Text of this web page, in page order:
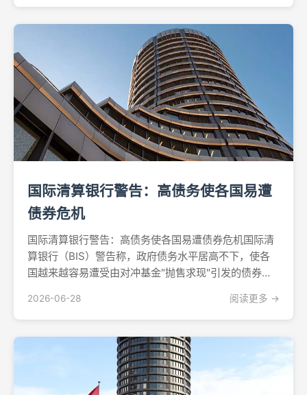
汽油和住房成本均有所上涨。通胀数据描绘出一幅令人
忧虑...
国际清算银行警告：高债务使各国易遭
债券危机
国际清算银行警告：高债务使各国易遭债券危机国际清
算银行（BIS）警告称，政府债务水平居高不下，使各
国越来越容易遭受由对冲基金"抛售求现"引发的债券市
期间爆发的英国国债危机如出一辙。此警告载于BIS于
周日发布的《2026年度经济报告》，报告在审视通胀...
2026-06-28 阅读更多 →